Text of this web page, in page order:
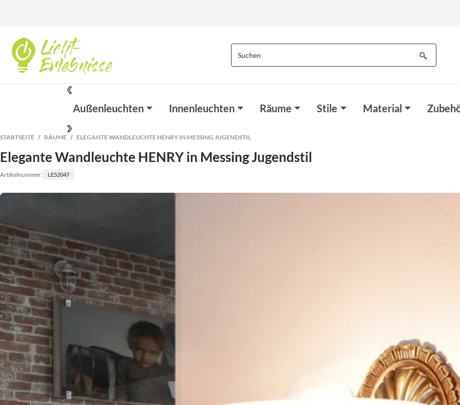
Außenleuchten Innenleuchten Räume Stile Material
STARTSEITE RÄUME ELEGANTE WANDLEUCHTE HENRY IN MESSING JUGENDSTIL
Elegante Wandleuchte HENRY in Messing Jugendstil
Artikelnummer: LE52047